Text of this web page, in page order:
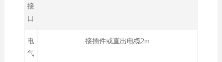
接
口
电
气
接插件或直出电缆2m